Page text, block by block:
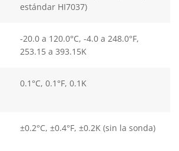
estándar HI7037)
-20.0 a 120.0°C, -4.0 a 248.0°F,
253.15 a 393.15K
0.1°C, 0.1°F, 0.1K
±0.2°C, ±0.4°F, ±0.2K (sin la sonda)